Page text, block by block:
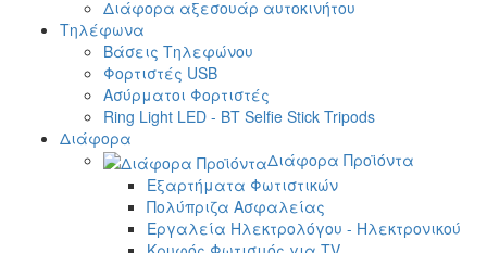
Διάφορα αξεσουάρ αυτοκινήτου
Τηλέφωνα
Βάσεις Τηλεφώνου
Φορτιστές USB
Ασύρματοι Φορτιστές
Ring Light LED - BT Selfie Stick Tripods
Διάφορα
Διάφορα Προϊόντα
Εξαρτήματα Φωτιστικών
Πολύπριζα Ασφαλείας
Εργαλεία Ηλεκτρολόγου - Ηλεκτρονικού